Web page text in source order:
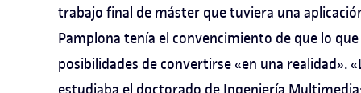
trabajo final de máster que tuviera una
Pamplona tenía el convencimiento de que lo
posibilidades de convertirse «en una